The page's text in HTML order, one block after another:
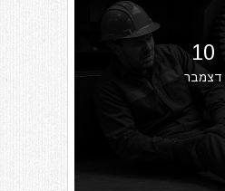
10
דצמבר